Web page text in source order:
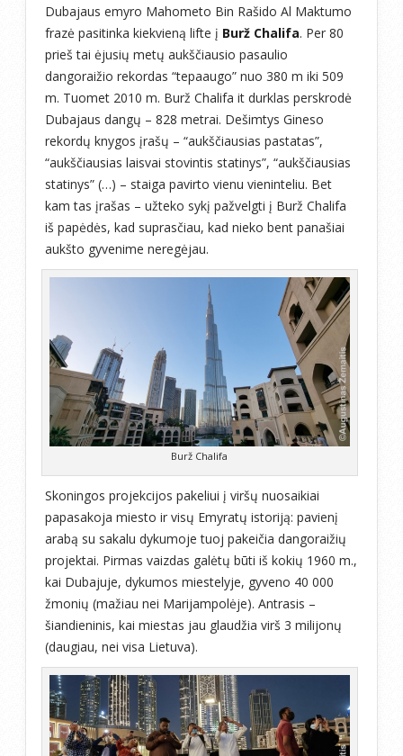
Dubajaus emyro Mahometo Bin Rašido Al Maktumo
frazė pasitinka kiekvieną lifte į Burž Chalifa. Per 80
prieš tai ėjusių metų aukščiausio pasaulio
dangoraižio rekordas “tepaaugo” nuo 380 m iki 509
m. Tuomet 2010 m. Burž Chalifa it durklas perskrodė
Dubajaus dangų – 828 metrai. Dešimtys Gineso
rekordų knygos įrašų – “aukščiausias pastatas”,
“aukščiausias laisvai stovintis statinys”, “aukščiausias
statinys” (…) – staiga pavirto vienu vieninteliu. Bet
kam tas įrašas – užteko sykį pažvelgti į Burž Chalifa
iš papėdės, kad suprasčiau, kad nieko bent panašiai
aukšto gyvenime neregėjau.
Burž Chalifa
Skoningos projekcijos pakeliui į viršų nuosaikiai
papasakoja miesto ir visų Emyratų istoriją: pavienį
arabą su sakalu dykumoje tuoj pakeičia dangoraižių
projektai. Pirmas vaizdas galėtų būti iš kokių 1960 m.,
kai Dubajuje, dykumos miestelyje, gyveno 40 000
žmonių (mažiau nei Marijampolėje). Antrasis –
šiandieninis, kai miestas jau glaudžia virš 3 milijonų
(daugiau, nei visa Lietuva).